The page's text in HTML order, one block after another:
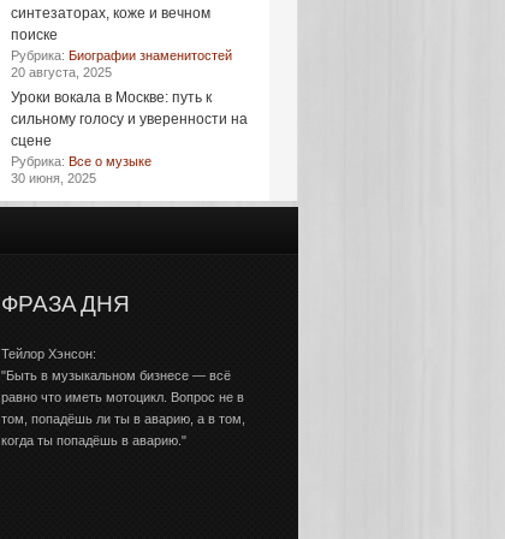
синтезаторах, коже и вечном
поиске
Рубрика: Биографии знаменитостей
20 августа, 2025
Уроки вокала в Москве: путь к
сильному голосу и уверенности на
сцене
Рубрика: Все о музыке
30 июня, 2025
ФРАЗА ДНЯ
Тейлор Хэнсон:
"Быть в музыкальном бизнесе — всё
равно что иметь мотоцикл. Вопрос не в
том, попадёшь ли ты в аварию, а в том,
когда ты попадёшь в аварию."